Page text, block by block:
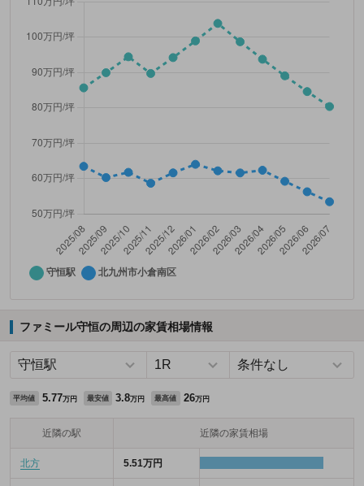
ファミール守恒の周辺の家賃相場情報
平均値 5.77万円 最安値 3.8万円 最高値 26万円
近隣の駅 近隣の家賃相場
北方 5.51万円